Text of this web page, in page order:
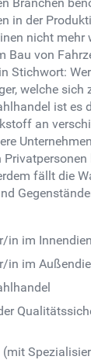
in der
nicht mehr
Bau von
Stichwort:
welche sich
ist es
an
fällt die
in im
in im